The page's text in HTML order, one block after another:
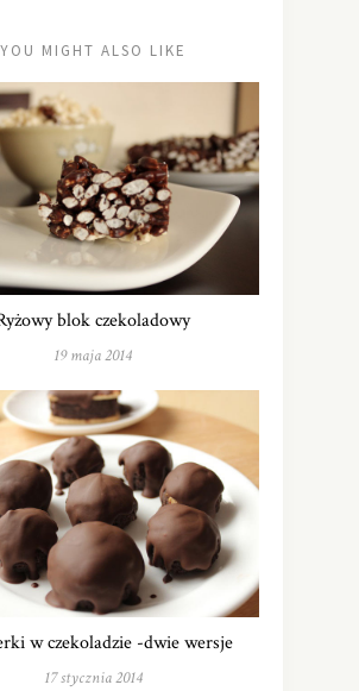
YOU MIGHT ALSO LIKE
blok czekoladowy
19 maja 2014
w czekoladzie -dwie wersje
17 stycznia 2014